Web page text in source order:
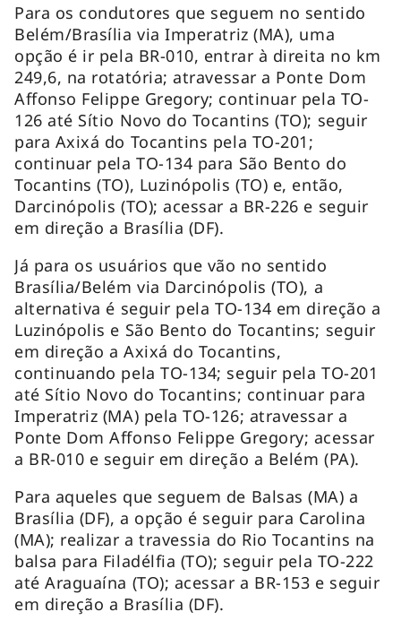
Para os condutores que seguem no sentido
Belém/Brasília via Imperatriz (MA), uma
opção é ir pela BR-010, entrar à direita no km
249,6, na rotatória; atravessar a Ponte Dom
Affonso Felippe Gregory; continuar pela TO-
126 até Sítio Novo do Tocantins (TO); seguir
para Axixá do Tocantins pela TO-201;
continuar pela TO-134 para São Bento do
Tocantins (TO), Luzinópolis (TO) e, então,
Darcinópolis (TO); acessar a BR-226 e seguir
em direção a Brasília (DF).
Já para os usuários que vão no sentido
Brasília/Belém via Darcinópolis (TO), a
alternativa é seguir pela TO-134 em direção a
Luzinópolis e São Bento do Tocantins; seguir
em direção a Axixá do Tocantins,
continuando pela TO-134; seguir pela TO-201
até Sítio Novo do Tocantins; continuar para
Imperatriz (MA) pela TO-126; atravessar a
Ponte Dom Affonso Felippe Gregory; acessar
a BR-010 e seguir em direção a Belém (PA).
Para aqueles que seguem de Balsas (MA) a
Brasília (DF), a opção é seguir para Carolina
(MA); realizar a travessia do Rio Tocantins na
balsa para Filadélfia (TO); seguir pela TO-222
até Araguaína (TO); acessar a BR-153 e seguir
em direção a Brasília (DF).